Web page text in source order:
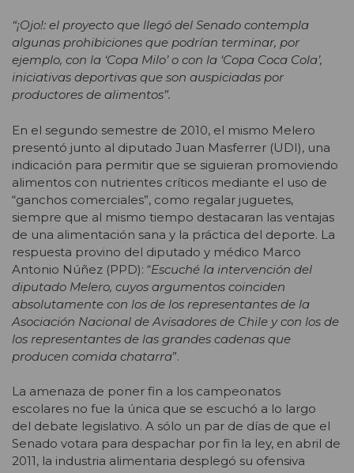
“¡Ojo!: el proyecto que llegó del Senado contempla
algunas prohibiciones que podrían terminar, por
ejemplo, con la ‘Copa Milo’ o con la ‘Copa Coca Cola’,
iniciativas deportivas que son auspiciadas por
productores de alimentos”.
En el segundo semestre de 2010, el mismo Melero
presentó junto al diputado Juan Masferrer (UDI), una
indicación para permitir que se siguieran promoviendo
alimentos con nutrientes críticos mediante el uso de
“ganchos comerciales”, como regalar juguetes,
siempre que al mismo tiempo destacaran las ventajas
de una alimentación sana y la práctica del deporte. La
respuesta provino del diputado y médico Marco
Antonio Núñez (PPD): “Escuché la intervención del
diputado Melero, cuyos argumentos coinciden
absolutamente con los de los representantes de la
Asociación Nacional de Avisadores de Chile y con los de
los representantes de las grandes cadenas que
producen comida chatarra”.
La amenaza de poner fin a los campeonatos
escolares no fue la única que se escuchó a lo largo
del debate legislativo. A sólo un par de días de que el
Senado votara para despachar por fin la ley, en abril de
2011, la industria alimentaria desplegó su ofensiva